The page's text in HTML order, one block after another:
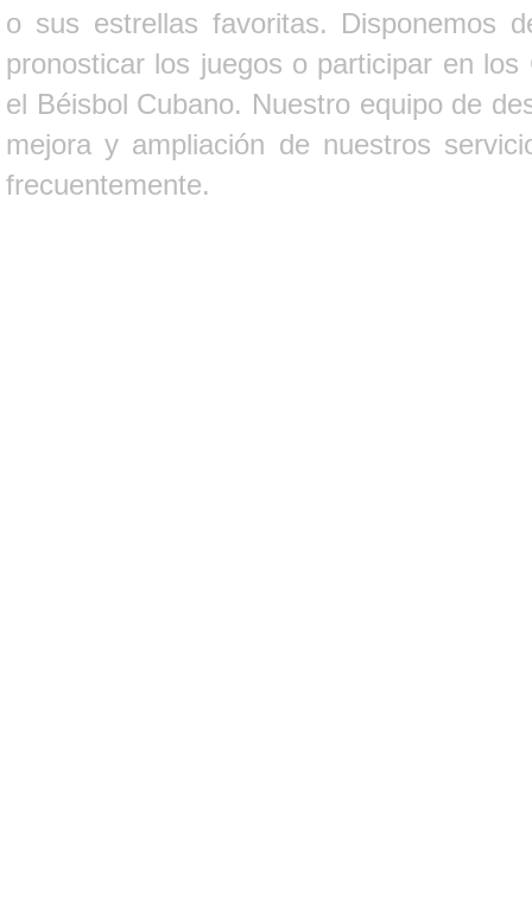
o sus estrellas favoritas. Disponemos
pronosticar los juegos o participar en
el Béisbol Cubano. Nuestro equipo de
mejora y ampliación de nuestros
frecuentemente.